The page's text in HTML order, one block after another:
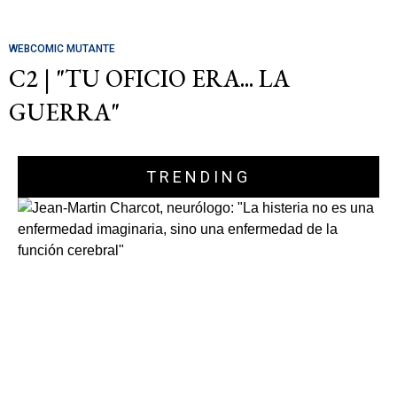
WEBCOMIC MUTANTE
C2 | "TU OFICIO ERA... LA
GUERRA"
TRENDING